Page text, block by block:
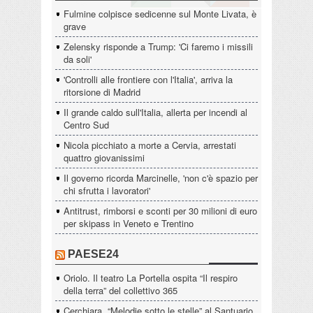
Fulmine colpisce sedicenne sul Monte Livata, è
grave
Zelensky risponde a Trump: 'Ci faremo i missili
da soli'
'Controlli alle frontiere con l'Italia', arriva la
ritorsione di Madrid
Il grande caldo sull'Italia, allerta per incendi al
Centro Sud
Nicola picchiato a morte a Cervia, arrestati
quattro giovanissimi
Il governo ricorda Marcinelle, 'non c'è spazio per
chi sfrutta i lavoratori'
Antitrust, rimborsi e sconti per 30 milioni di euro
per skipass in Veneto e Trentino
PAESE24
Oriolo. Il teatro La Portella ospita “Il respiro
della terra” del collettivo 365